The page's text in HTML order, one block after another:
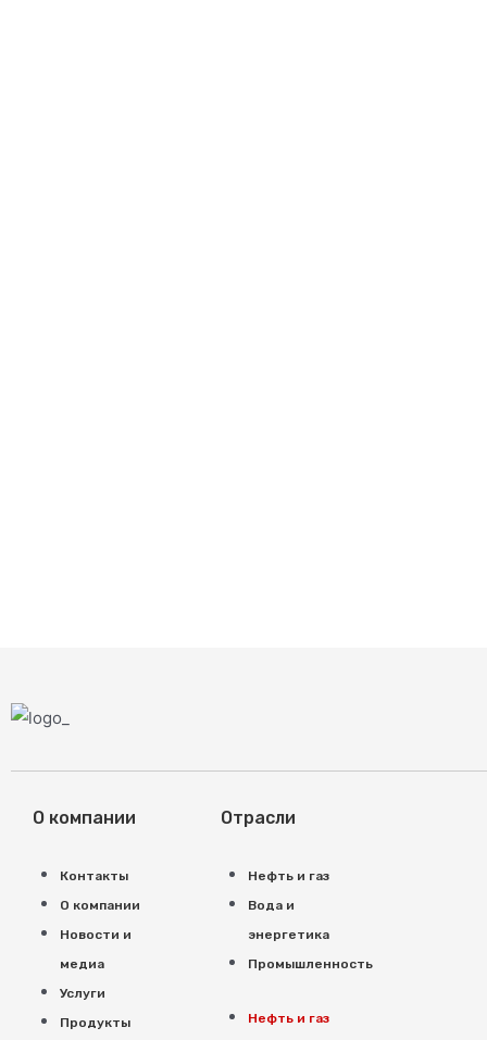
О компании
Контакты
О компании
Новости и
медиа
Услуги
Продукты
Отрасли
Нефть и газ
Вода и
энергетика
Промышленность
Нефть и газ